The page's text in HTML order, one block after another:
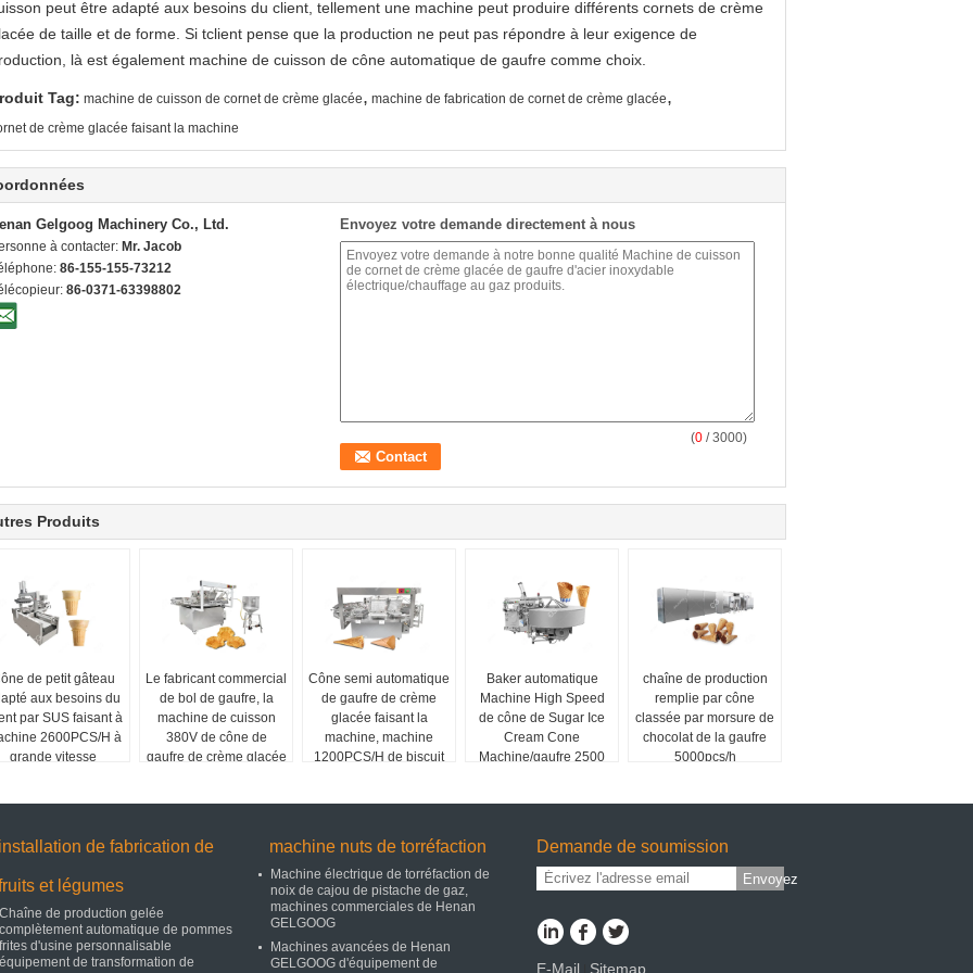
peut être adapté aux besoins du client, tellement une machine peut produire différents cornets de crème
de taille et de forme. Si tclient pense que la production ne peut pas répondre à leur exigence de
là est également machine de cuisson de cône automatique de gaufre comme choix.
Tag: machine de cuisson de cornet de crème glacée, machine de fabrication de cornet de crème glacée,
de crème glacée faisant la machine
Gelgoog Machinery Co., Ltd.
à contacter: Mr. Jacob
86-155-155-73212
86-0371-63398802
Envoyez votre demande directement à nous
(0 / 3000)
Produits
de petit gâteau
aux besoins du
par SUS faisant à
2600PCS/H à
grande vitesse
Le fabricant commercial
de bol de gaufre, la
machine de cuisson
380V de cône de
gaufre de crème glacée
Cône semi automatique
de gaufre de crème
glacée faisant la
machine, machine
1200PCS/H de biscuit
Baker automatique
Machine High Speed
de cône de Sugar Ice
Cream Cone
Machine/gaufre 2500
chaîne de production
remplie par cône
classée par morsure de
chocolat de la gaufre
5000pcs/h
installation de fabrication de
et légumes
Chaîne de production gelée
complètement automatique de pommes
frites d'usine personnalisable
équipement de transformation de
machine nuts de torréfaction
Machine électrique de torréfaction de
noix de cajou de pistache de gaz,
machines commerciales de Henan
GELGOOG
Machines avancées de Henan
GELGOOG d'équipement de
Demande de soumission
Envoyez
E-Mail Sitemap